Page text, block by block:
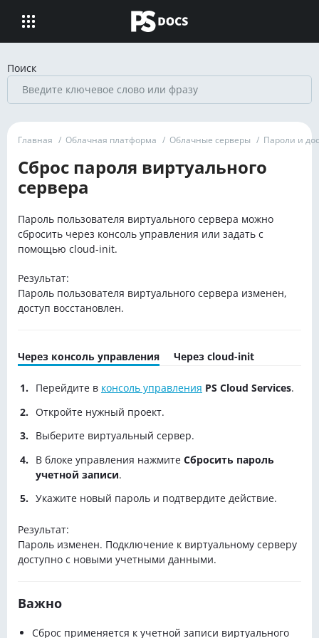
Поиск
Главная / Облачная платформа / Облачные серверы / Пароли и
Сброс пароля виртуального
сервера
Пароль пользователя виртуального сервера можно
сбросить через консоль управления или задать с
помощью cloud-init.
Результат:
Пароль пользователя виртуального сервера изменен,
доступ восстановлен.
Через консоль управления Через cloud-init
Перейдите в консоль управления PS Cloud Services.
Откройте нужный проект.
Выберите виртуальный сервер.
В блоке управления нажмите Сбросить пароль
учетной записи.
Укажите новый пароль и подтвердите действие.
Результат:
Пароль изменен. Подключение к виртуальному серверу
доступно с новыми учетными данными.
Важно
Сброс применяется к учетной записи виртуального